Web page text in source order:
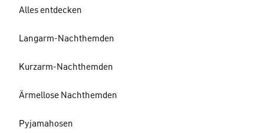
Alles entdecken
Langarm-Nachthemden
Kurzarm-Nachthemden
Ärmellose Nachthemden
Pyjamahosen